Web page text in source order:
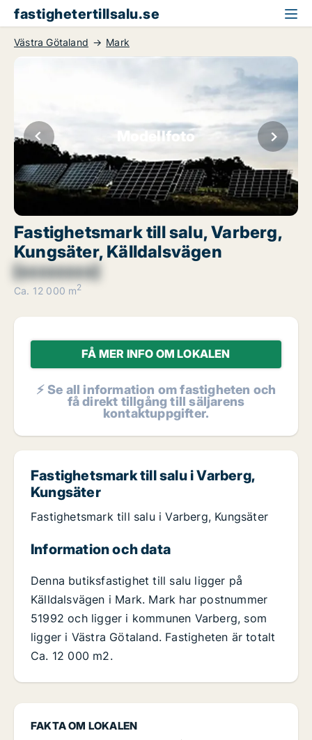
fastighetertillsalu.se
Västra Götaland Mark
Modellfoto
Fastighetsmark till salu, Varberg,
Kungsäter, Källdalsvägen
[xxxxxxxx]
Ca. 12 000 m2
FÅ MER INFO OM LOKALEN
⚡ Se all information om fastigheten och
få direkt tillgång till säljarens
kontaktuppgifter.
FAKTA OM LOKALEN
Fastighetsmark till salu i Varberg,
Kungsäter
Fastighetsmark till salu i Varberg, Kungsäter
Information och data
Denna butiksfastighet till salu ligger på
Källdalsvägen i Mark. Mark har postnummer
51992 och ligger i kommunen Varberg, som
ligger i Västra Götaland. Fastigheten är totalt
Ca. 12 000 m2.